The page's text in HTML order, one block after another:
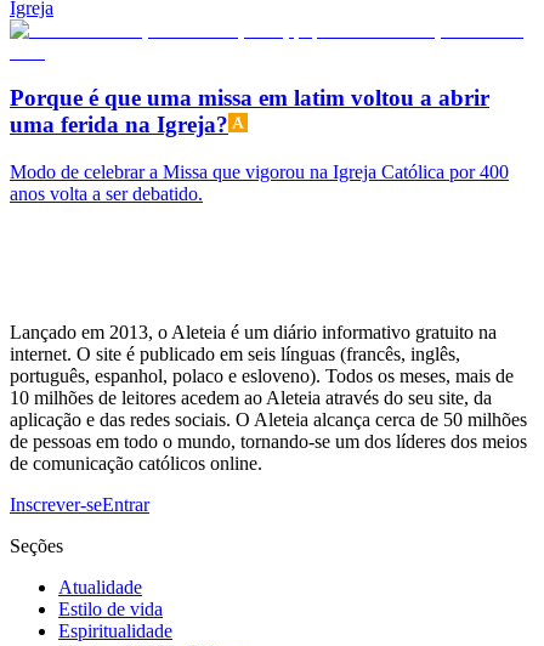
Igreja
Porque é que uma missa em latim voltou a abrir
uma ferida na Igreja?
Modo de celebrar a Missa que vigorou na Igreja Católica por 400
anos volta a ser debatido.
Lançado em 2013, o Aleteia é um diário informativo gratuito na
internet. O site é publicado em seis línguas (francês, inglês,
português, espanhol, polaco e esloveno). Todos os meses, mais de
10 milhões de leitores acedem ao Aleteia através do seu site, da
aplicação e das redes sociais. O Aleteia alcança cerca de 50 milhões
de pessoas em todo o mundo, tornando-se um dos líderes dos meios
de comunicação católicos online.
Inscrever-seEntrar
Seções
Atualidade
Estilo de vida
Espiritualidade